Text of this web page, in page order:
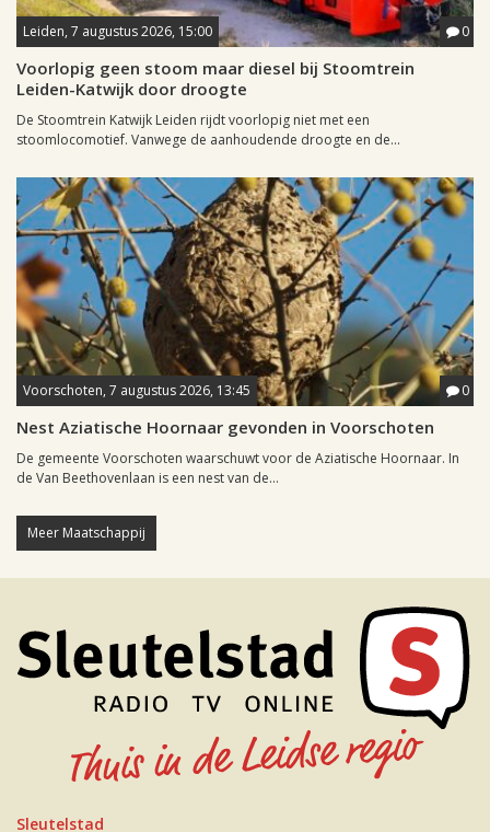
Leiden, 7 augustus 2026, 15:00 0
Voorlopig geen stoom maar diesel bij Stoomtrein
Leiden-Katwijk door droogte
De Stoomtrein Katwijk Leiden rijdt voorlopig niet met een
stoomlocomotief. Vanwege de aanhoudende droogte en de...
Voorschoten, 7 augustus 2026, 13:45 0
Nest Aziatische Hoornaar gevonden in Voorschoten
De gemeente Voorschoten waarschuwt voor de Aziatische Hoornaar. In
de Van Beethovenlaan is een nest van de...
Meer Maatschappij
Sleutelstad